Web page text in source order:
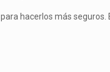
hacerlos más seguros.